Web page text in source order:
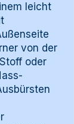
leicht
von der
oder